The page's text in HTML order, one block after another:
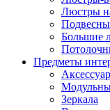
Люстры
Большие
Предметы
Зеркала